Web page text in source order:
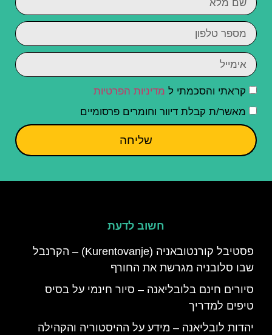
קראתי והסכמתי ל מדיניות הפרטיות
מאשר/ת קבלת דיוור וחומרים פרסומיים
שליחה
חשוב לדעת
פסטיבל קורנטובאניה (Kurentovanje) – הקרנבל
שבו סלובניה מגרשת את החורף
סיורים חינם בלובליאנה – סיור חינמי על בסיס
טיפים למדריך
יהדות לובליאנה – מידע על ההיסטוריה והקהילה